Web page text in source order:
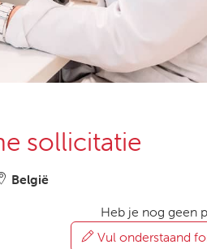
sollicitatie
België
Heb je nog geen
Vul onderstaand